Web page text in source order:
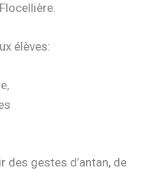
élèves:
des gestes d’antan, de